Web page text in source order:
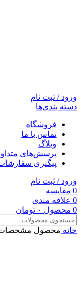
ورود / ثبت نام
دسته بندی‌ها
فروشگاه
تماس با ما
وبلاگ
پرسش‌های
پیگیری
ورود / ثبت نام
0 مقایسه
0 علاقه مندی
0 محصول ۰ تومان
خانه محصول مشخصات